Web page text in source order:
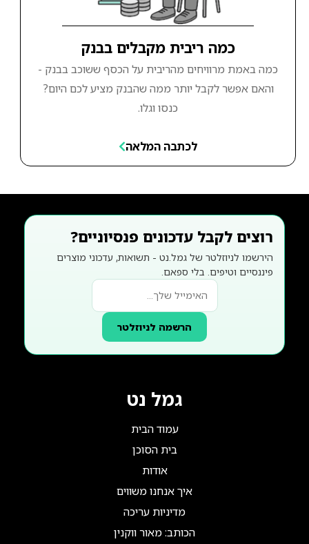
כמה ריבית מקבלים בבנק
כמה באמת מרוויחים מהריבית על הכסף ששוכב בבנק -
והאם אפשר לקבל יותר ממה שהבנק מציע לכם היום?
כנסו וגלו.
לכתבה המלאה
רוצים לקבל עדכונים פנסיוניים?
הירשמו לניוזלטר של גמל.נט - תשואות, עדכוני מוצרים
פיננסיים וטיפים. בלי ספאם.
הרשמה לניוזלטר
גמל נט
עמוד הבית
בית הסוכן
אודות
איך אנחנו משווים
מדיניות עריכה
הכותב: מאור ווקנין